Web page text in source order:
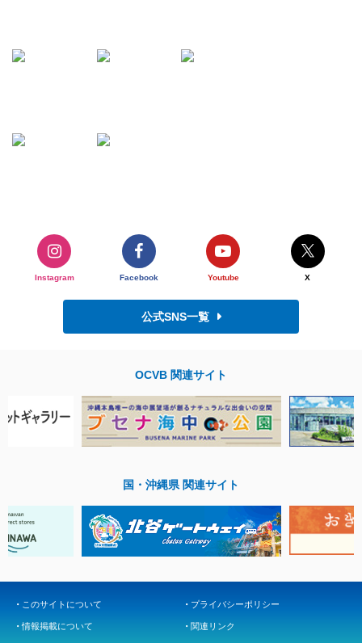
Instagram Facebook Youtube X
公式SNS一覧
OCVB 関連サイト
国・沖縄県 関連サイト
このサイトについて プライバシーポリシー
情報掲載について 関連リンク